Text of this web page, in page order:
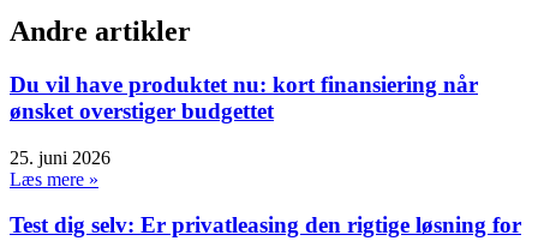
Andre artikler
Du vil have produktet nu: kort finansiering når
ønsket overstiger budgettet
25. juni 2026
Læs mere »
Test dig selv: Er privatleasing den rigtige løsning for